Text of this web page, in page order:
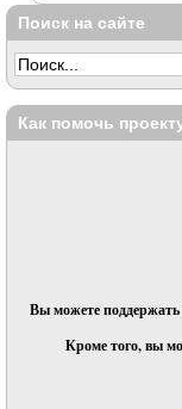
Поиск на сайте
Как помочь
Вы можете
Кроме того, вы